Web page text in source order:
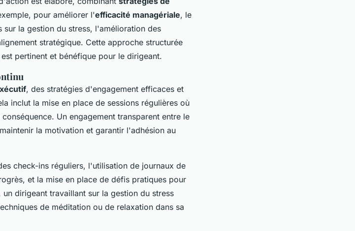
pour améliorer l'efficacité managériale, le
la gestion du stress, l'amélioration des
stratégique. Cette approche structurée
pertinent et bénéfique pour le dirigeant.
, des stratégies d'engagement efficaces et
inclut la mise en place de sessions régulières où
Un engagement transparent entre le
la motivation et garantir l'adhésion au
check-ins réguliers, l'utilisation de journaux de
et la mise en place de défis pratiques pour
dirigeant travaillant sur la gestion du stress
de méditation ou de relaxation dans sa